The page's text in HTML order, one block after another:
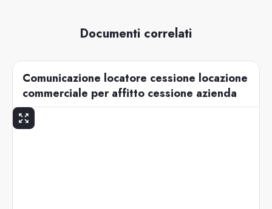
Documenti correlati
Comunicazione locatore cessione locazione
commerciale per affitto cessione azienda